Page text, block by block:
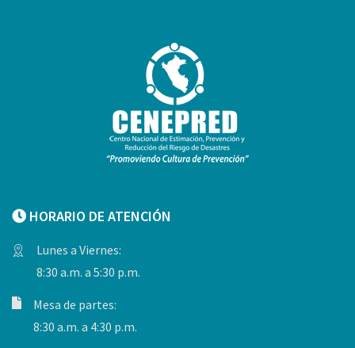
HORARIO DE ATENCIÓN
Lunes a Viernes:
8:30 a.m. a 5:30 p.m.
Mesa de partes:
8:30 a.m. a 4:30 p.m.